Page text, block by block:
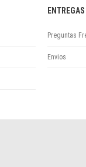
ENTREGAS
Preguntas
Envios